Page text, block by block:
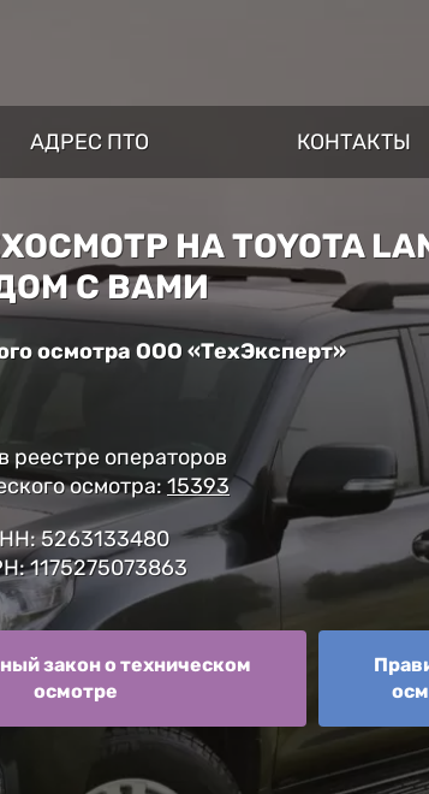
АДРЕС ПТО КОНТАКТЫ
НА TOYOTA
С ВАМИ
осмотра ООО «ТехЭксперт»
реестре операторов
осмотра: 15393
5263133480
1175275073863
закон о техническом
осмотре